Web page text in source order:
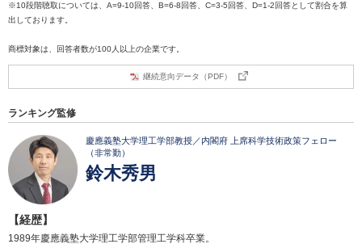
※10段階聴取については、A=9-10回答、B=6-8回答、C=3-5回答、D=1-2回答として割合を算
出しております。
商標対象は、回答者数が100人以上の企業です。
継続意向データ（PDF）
ランキング監修
慶應義塾大学理工学部教授／内閣府 上席科学技術政策フェロー
（非常勤）
鈴木秀男
【経歴】
1989年慶應義塾大学理工学部管理工学科卒業。